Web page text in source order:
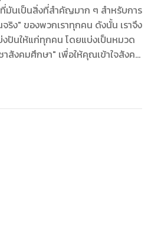
มันเป็นสิ่งที่สำคัญมาก ๆ สำหรับการ
ริง" ของพวกเราทุกคน ดังนั้น เราจึง
ปันให้แก่ทุกคน โดยแบ่งเป็นหมวด
สังคมศึกษา" เพื่อให้คุณเข้าใจสังคม
มกับทุกคนได้อย่างมีความสุข :)